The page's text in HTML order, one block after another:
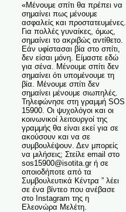
«Μένουμε σπίτι θα πρέπει να
σημαίνει πως μένουμε
ασφαλείς και προστατευμένες.
Για πολλές γυναίκες, όμως,
σημαίνει το ακριβώς αντίθετο.
Εάν υφίστασαι βία στο σπίτι,
δεν είσαι μόνη. Είμαστε εδώ
για σένα. Μένουμε σπίτι δεν
σημαίνει ότι υπομένουμε τη
βία. Μένουμε σπίτι δεν
σημαίνει μένουμε σιωπηλές.
Τηλεφώνησε στη γραμμή SOS
15900. Οι ψυχολόγοι και οι
κοινωνικοί λειτουργοί της
γραμμής θα είναι εκεί για σε
ακούσουν και να σε
συμβουλέψουν. Δεν μπορείς
να μιλήσεις; Στείλε email στο
sos15900@isotita.gr ή σε
οποιοδήποτε από τα
Συμβουλευτικά Κέντρα ” λέει
σε ένα βίντεο που ανέβασε
στο Instagram της η
Ελεονώρα Μελέτη.